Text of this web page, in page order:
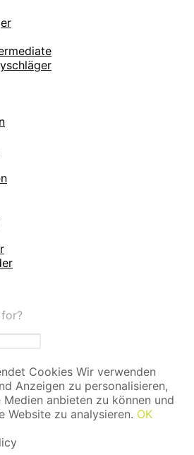
Cookies Wir verwenden
Anzeigen zu personalisieren,
anbieten zu können und
Website zu analysieren. OK